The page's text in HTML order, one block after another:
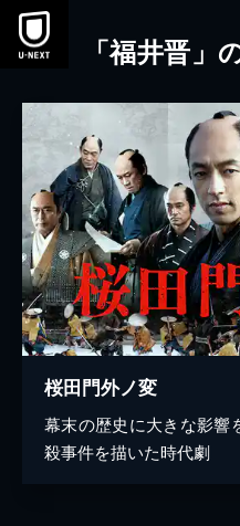
本文へスキップ
「福井晋」
桜田門外ノ変
幕末の歴史に大きな影響
殺事件を描いた時代劇